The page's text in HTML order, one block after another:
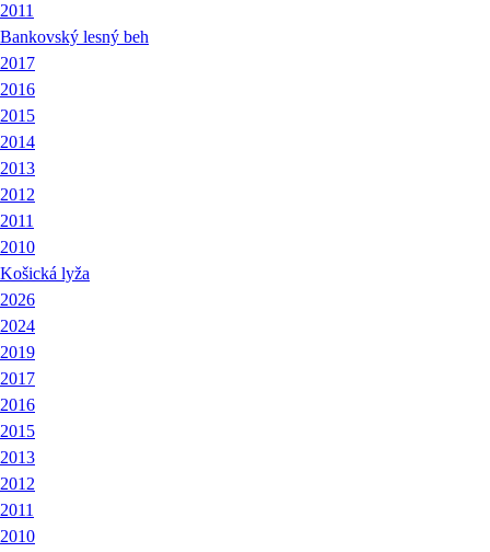
2011
Bankovský lesný beh
2017
2016
2015
2014
2013
2012
2011
2010
Košická lyža
2026
2024
2019
2017
2016
2015
2013
2012
2011
2010